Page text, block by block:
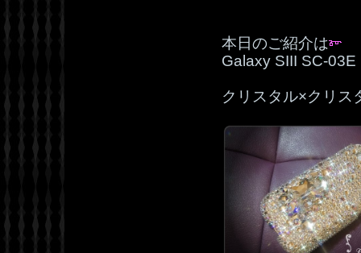
本日のご紹介は
Galaxy SIII SC-
クリスタル×クリ